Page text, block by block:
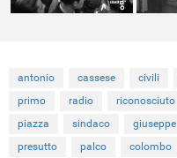
antonio cassese civili
primo
radio riconosciuto
piazza
sindaco giuseppe
presutto
palco colombo